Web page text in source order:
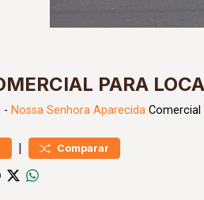
PARA
- Nossa Senhora Aparecida Comercial
| Comparar